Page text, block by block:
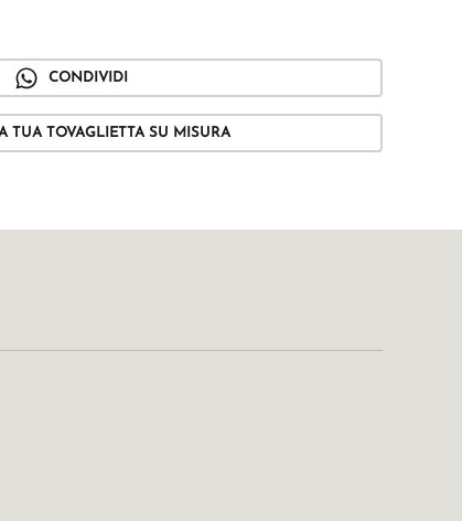
CONDIVIDI
TUA TOVAGLIETTA SU MISURA